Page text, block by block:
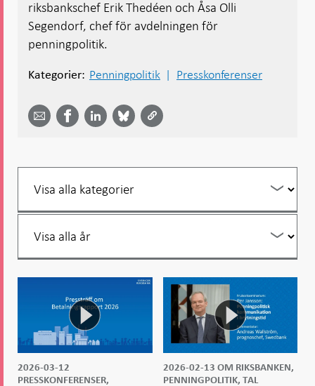
riksbankschef Erik Thedéen och Åsa Olli
Segendorf, chef för avdelningen för
penningpolitik.
Kategorier: Penningpolitik Presskonferenser
email -
Dela på
FacebookLinkedIn
-
på
Bluesky
på
Twitter
Filtrera
Filtrera
2026-03-12
PRESSKONFERENSER,
2026-02-13 OM RIKSBANKEN,
PENNINGPOLITIK, TAL